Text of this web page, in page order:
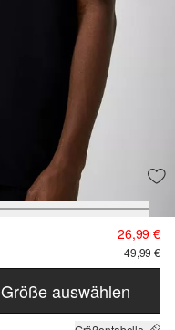
26,99 €
49,99 €
Größe auswählen